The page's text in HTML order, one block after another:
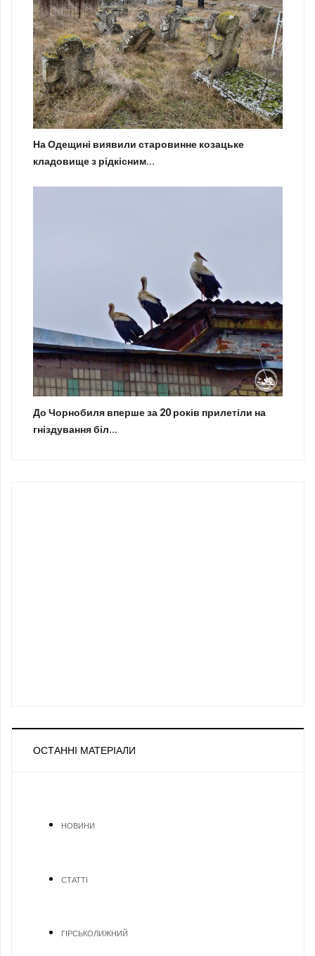
На Одещині виявили старовинне козацьке
кладовище з рідкісним...
До Чорнобиля вперше за 20 років прилетіли на
гніздування біл...
ОСТАННІ МАТЕРІАЛИ
НОВИНИ
СТАТТІ
ГІРСЬКОЛИЖНИЙ